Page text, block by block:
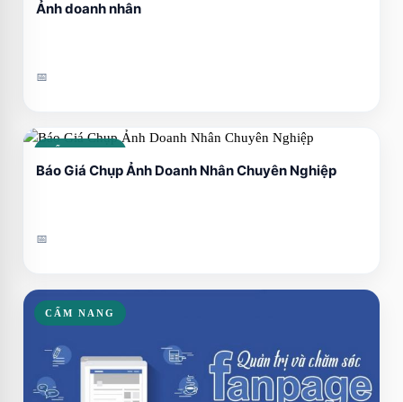
Ảnh doanh nhân
📅
CẨM NANG
Báo Giá Chụp Ảnh Doanh Nhân Chuyên Nghiệp
📅
CẨM NANG